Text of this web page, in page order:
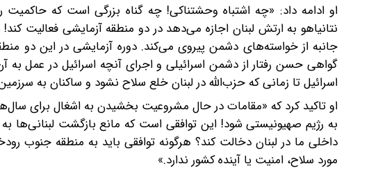
او ادامه داد: «چه اشتباه وحشتناکی! چه گناه بزرگی است که حاکمیت
نتانیاهو به ارتش لبنان اجازه می‌دهد در دو منطقه آزمایشی فعالیت
جانبه از خواسته‌های دشمن پیروی می‌کند. دوره آزمایشی در این دو
گواهی حسن رفتار از دشمن اسرائیلی و اجرای آنچه اسرائیل در عمل
اسرائیل تا زمانی که حزب‌الله در لبنان خلع سلاح نشود و ساکنان به
او تاکید کرد که «مقامات در حال مشروعیت بخشیدن به اشغال برای
به رژیم صهیونیستی شود! این توافقی است که مانع بازگشت لبنانی‌ها
داخلی ما در لبنان دخالت کند؟ هرگونه توافقی باید به منطقه جنوب
مورد سلاح، امنیت یا آینده کشور ندارد.»